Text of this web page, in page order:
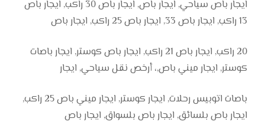
ايجار باص سياحي, ايجار باص, ايجار باص 30 راكب, ايجار باص
13 راكب, ايجار باص 33, ايجار باص 25 راكب, ايجار باص
20 راكب, ايجار باص 21 راكب, ايجار باص كوستر, ايجار باصات
كوستر, ايجار ميني باص,، أرخص نقل سياحي, ايجار
باصات اتوبيس رحلات, ايجار كوستر, ايجار ميني باص 25 راكب,
ايجار باص بلسائق, ايجار باص بلسواق, ايجار باص